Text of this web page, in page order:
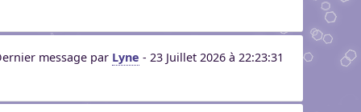
message par Lyne - 23 Juillet 2026 à 22:23:31